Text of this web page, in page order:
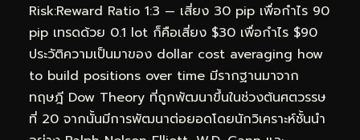
Risk:Reward Ratio 1:3 — เสี่ยง 30 pip เพื่อกำไร 90
pip เทรดด้วย 0.1 lot ก็คือเสี่ยง $30 เพื่อกำไร $90
ประวัติความเป็นมาของ dollar cost averaging how
to build positions over time มีรากฐานมาจาก
ทฤษฎี Dow Theory ที่ถูกพัฒนาขึ้นในช่วงต้นศตวรรษ
ที่ 20 จากนั้นมีการพัฒนาต่อยอดโดยนักวิเคราะห์ชั้นนำ